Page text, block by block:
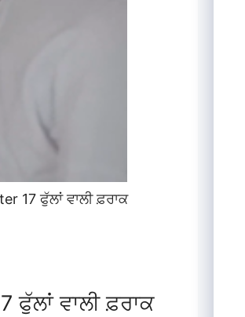
17 ਫੁੱਲਾਂ ਵਾਲੀ ਫ਼ਰਾਕ
ਫੁੱਲਾਂ ਵਾਲੀ ਫ਼ਰਾਕ